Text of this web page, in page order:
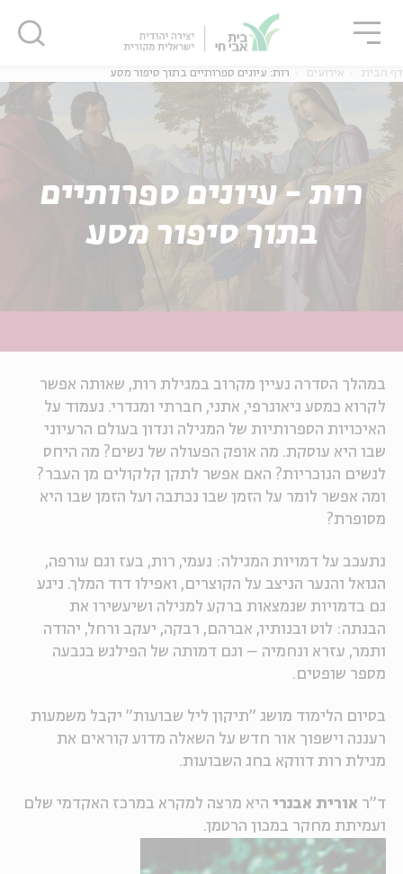
אנגלית
דף הבית אירועים רות: עיונים ספרותיים בתוך סיפור מסע
רות - עיונים ספרותיים
בתוך סיפור מסע
במהלך הסדרה נעיין מקרוב במגילת רות, שאותה אפשר
לקרוא כמסע גיאוגרפי, אתני, חברתי ומגדרי. נעמוד על
האיכויות הספרותיות של המגילה ונדון בעולם הרעיוני
שבו היא עוסקת. מה אופק הפעולה של נשים? מה היחס
לנשים הנוכריות? האם אפשר לתקן קלקולים מן העבר?
ומה אפשר לומר על הזמן שבו נכתבה ועל הזמן שבו היא
מסופרת?
נתעכב על דמויות המגילה: נעמי, רות, בעז וגם עורפה,
הגואל והנער הניצב על הקוצרים, ואפילו דוד המלך. ניגע
גם בדמויות שנמצאות ברקע למגילה ושיעשירו את
הבנתה: לוט ובנותיו, אברהם, רבקה, יעקב ורחל, יהודה
ותמר, עזרא ונחמיה – וגם דמותה של הפילגש בגבעה
מספר שופטים.
בסיום הלימוד מושג "תיקון ליל שבועות" יקבל משמעות
רעננה וישפוך אור חדש על השאלה מדוע קוראים את
מגילת רות דווקא בחג השבועות.
ד"ר אורית אבנרי היא מרצה למקרא במרכז האקדמי שלם
ועמיתת מחקר במכון הרטמן.
סגור